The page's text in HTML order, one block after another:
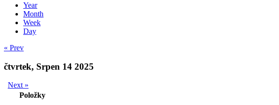
Year
Month
Week
Day
« Prev
čtvrtek, Srpen 14 2025
Next »
Položky